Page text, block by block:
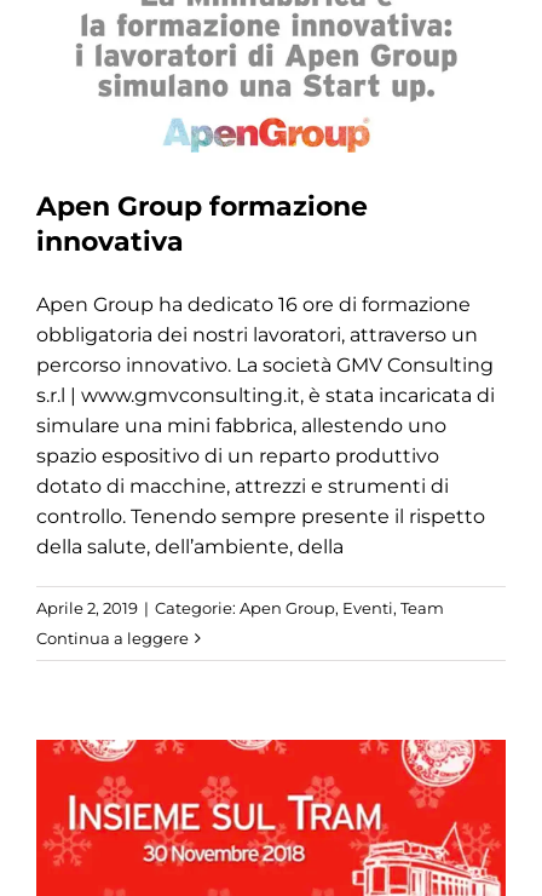
Apen Group formazione
innovativa
Apen Group ha dedicato 16 ore di formazione
obbligatoria dei nostri lavoratori, attraverso un
percorso innovativo. La società GMV Consulting
s.r.l | www.gmvconsulting.it, è stata incaricata di
simulare una mini fabbrica, allestendo uno
spazio espositivo di un reparto produttivo
dotato di macchine, attrezzi e strumenti di
controllo. Tenendo sempre presente il rispetto
della salute, dell’ambiente, della
Aprile 2, 2019 | Categorie: Apen Group, Eventi, Team
Continua a leggere